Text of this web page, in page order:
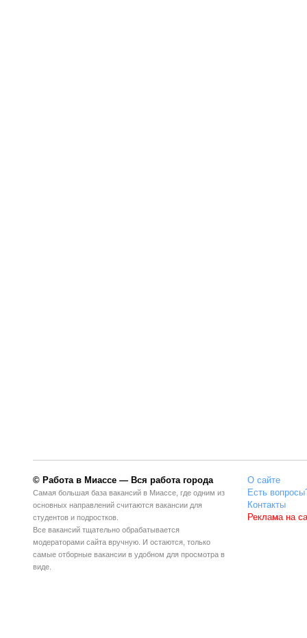
© Работа в Миассе — Вся работа города
Самая большая база вакансий в Миассе, где одним из
основных направлений считаются вакансии для
студентов и подростков.
Все вакансий тщательно обрабатывается
модераторами сайта вручную. И остаются, только
самые отборные вакансии в удобном для просмотра в
виде.
О сайте
Есть
Контакты
Реклама на